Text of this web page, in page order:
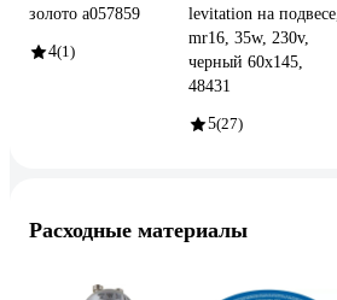
золото a057859
4(1)
levitation на подвесе,
mr16, 35w, 230v,
черный 60x145,
48431
5(27)
Расходные материалы